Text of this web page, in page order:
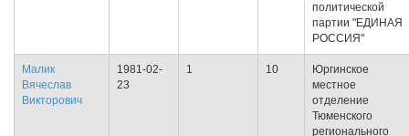
политической
партии "ЕДИНАЯ
РОССИЯ"
Малик
Вячеслав
Викторович
1981-02-
23
1 10
Юргинское
местное
отделение
Тюменского
регионального